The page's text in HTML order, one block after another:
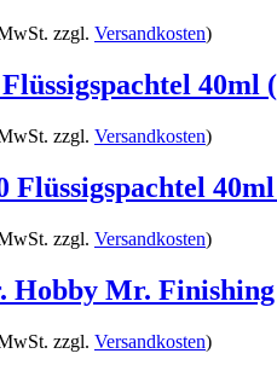
zzgl. Versandkosten)
40ml
zzgl. Versandkosten)
Flüssigspachtel
zzgl. Versandkosten)
Hobby Mr.
zzgl. Versandkosten)